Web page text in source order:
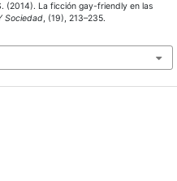
(2014). La ficción gay-friendly en las
Sociedad, (19), 213–235.